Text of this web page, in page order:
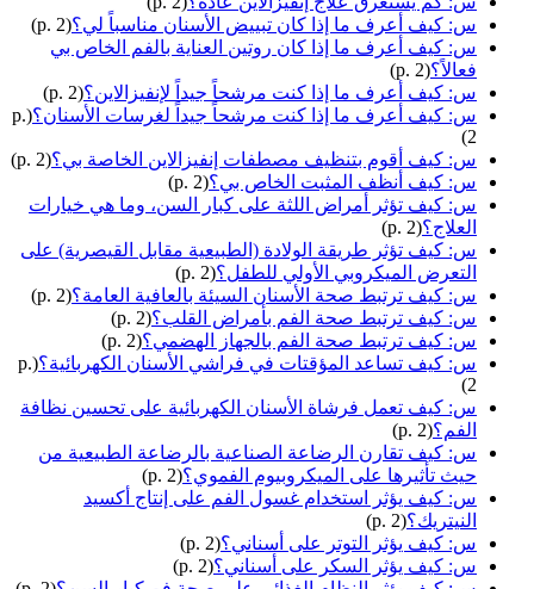
س: كيف أعرف ما إذا كان تبييض الأسنان مناسباً لي؟(p. 2)
س: كيف أعرف ما إذا كان روتين العناية بالفم الخاص بي
فعالاً؟(p. 2)
س: كيف أعرف ما إذا كنت مرشحاً جيداً لإنفيزالاين؟(p. 2)
س: كيف أعرف ما إذا كنت مرشحاً جيداً لغرسات الأسنان؟ (p.
2)
س: كيف أقوم بتنظيف مصطفات إنفيزالاين الخاصة بي؟(p. 2)
س: كيف أنظف المثبت الخاص بي؟(p. 2)
س: كيف تؤثر أمراض اللثة على كبار السن، وما هي خيارات
العلاج؟(p. 2)
س: كيف تؤثر طريقة الولادة (الطبيعية مقابل القيصرية) على
التعرض الميكروبي الأولي للطفل؟(p. 2)
س: كيف ترتبط صحة الأسنان السيئة بالعافية العامة؟(p. 2)
س: كيف ترتبط صحة الفم بأمراض القلب؟(p. 2)
س: كيف ترتبط صحة الفم بالجهاز الهضمي؟(p. 2)
س: كيف تساعد المؤقتات في فراشي الأسنان الكهربائية؟ (p.
2)
س: كيف تعمل فرشاة الأسنان الكهربائية على تحسين نظافة
الفم؟(p. 2)
س: كيف تقارن الرضاعة الصناعية بالرضاعة الطبيعية من
حيث تأثيرها على الميكروبيوم الفموي؟(p. 2)
س: كيف يؤثر استخدام غسول الفم على إنتاج أكسيد
النيتريك؟(p. 2)
س: كيف يؤثر التوتر على أسناني؟(p. 2)
س: كيف يؤثر السكر على أسناني؟(p. 2)